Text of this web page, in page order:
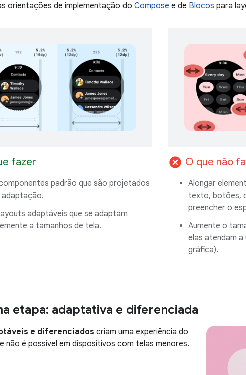
orientações de implementação do Compose e de Blocos para
fazer
padrão que são projetados
adaptáveis que se adaptam
a tamanhos de tela.
cancel O que não
Alongar
texto, botões,
preencher o
Aumente o
elas atendam a
gráfica).
etapa: adaptativa e diferenciada
e diferenciados criam uma experiência do
não é possível em dispositivos com telas menores.